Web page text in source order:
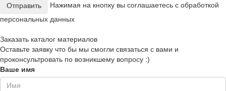
Отправить
Нажимая на кнопку вы соглашаетесь с обработкой
персональных данных
Заказать каталог материалов
Оставьте заявку что бы мы смогли связаться с вами и
проконсультровать по возникшему вопросу :)
Ваше имя